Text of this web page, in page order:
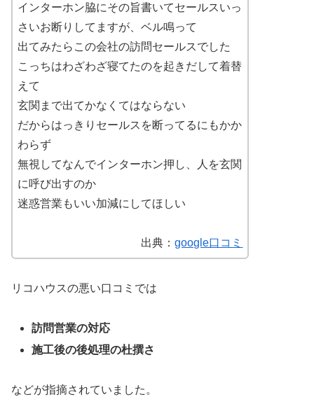
インターホン脇にその旨書いてセールスいっ
さいお断りしてますが、ベル鳴って
出てみたらこの会社の訪問セールスでした
こっちはわざわざ寝てたのを起きだして着替
えて
玄関まで出てかなくてはならない
だからはっきりセールスを断ってるにもかか
わらず
無視してなんでインターホン押し、人を玄関
に呼び出すのか
迷惑営業もいい加減にしてほしい
出典：google口コミ
リコハウスの悪い口コミでは
訪問営業の対応
施工後の後処理の杜撰さ
などが指摘されていました。